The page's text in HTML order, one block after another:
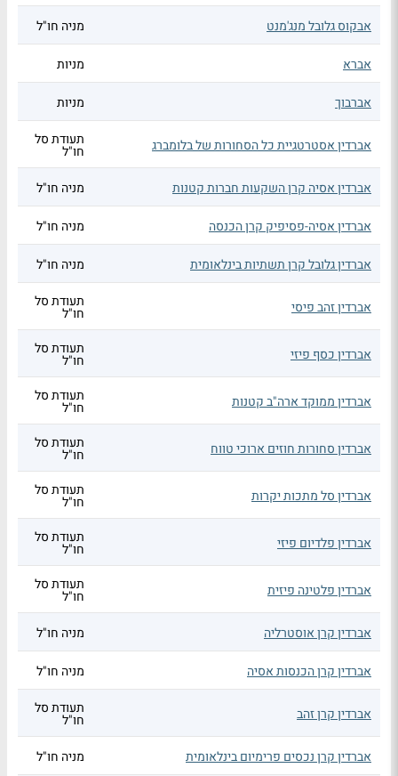
אבקוס גלובל מנג'מנט מניה חו"ל
אברא מניות
אברבוך מניות
אברדין אסטרטגיית כל הסחורות של בלומברג תעודת סל
חו"ל
אברדין אסיה קרן השקעות חברות קטנות
מניה חו"ל
אברדין אסיה-פסיפיק קרן הכנסה מניה חו"ל
אברדין גלובל קרן תשתיות בינלאומית מניה חו"ל
אברדין זהב פיסי תעודת סל
חו"ל
אברדין כסף פיזי תעודת סל
חו"ל
אברדין ממוקד ארה"ב קטנות תעודת סל
חו"ל
אברדין סחורות חוזים ארוכי טווח תעודת סל
חו"ל
אברדין סל מתכות יקרות תעודת סל
חו"ל
אברדין פלדיום פיזי תעודת סל
חו"ל
אברדין פלטינה פיזית תעודת סל
חו"ל
אברדין קרן אוסטרליה
מניה חו"ל
אברדין קרן הכנסות אסיה מניה חו"ל
אברדין קרן זהב תעודת סל
חו"ל
אברדין קרן נכסים פרימיום בינלאומית
מניה חו"ל